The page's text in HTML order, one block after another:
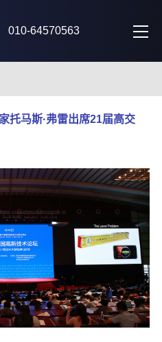
010-64570563
托马斯·弗雷出席21届高交